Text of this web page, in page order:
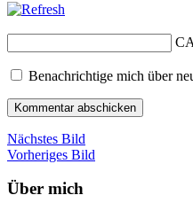
Benachrichtige mich über
Nächstes Bild
Vorheriges Bild
Über mich